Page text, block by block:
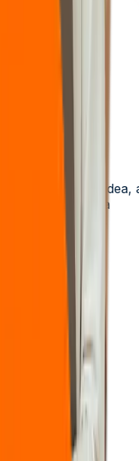
a message, an idea,
enquiry, and a
opportunity.